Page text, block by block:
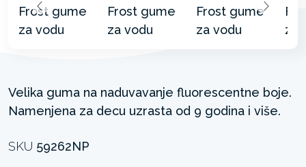
Velika guma na naduvavanje fluorescentne boje.
Namenjena za decu uzrasta od 9 godina i više.
SKU 59262NP